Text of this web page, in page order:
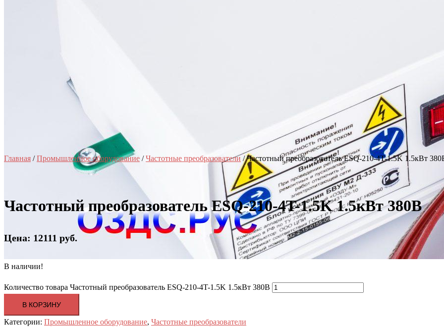
Главная /Промышленное оборудование /Частотные преобразователи / Частотный преобразователь ESQ-210-4T-1.5K 1.5кВт
Частотный преобразователь ESQ-210-4T-1.5K 1.5кВт 380В
Цена: 12111 руб.
В наличии!
Количество товара Частотный преобразователь ESQ-210-4T-1.5K 1.5кВт 380В
В КОРЗИНУ
Категории: Промышленное оборудование, Частотные преобразователи